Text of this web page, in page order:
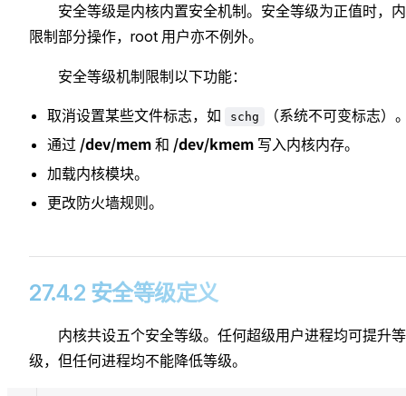
安全等级是内核内置安全机制。安全等级为正值时，
限制部分操作，root 用户亦不例外。
安全等级机制限制以下功能：
取消设置某些文件标志，如 schg
（系统不可变标志）
通过 /dev/mem 和 /dev/kmem 写入内核内存。
加载内核模块。
更改防火墙规则。
27.4.2 安全等级定义
内核共设五个安全等级。任何超级用户进程均可提升等
级，但任何进程均不能降低等级。